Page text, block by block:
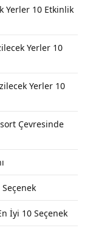
Yerler 10 Etkinlik
Yerler 10
Yerler 10
Çevresinde
İyi 10 Seçenek